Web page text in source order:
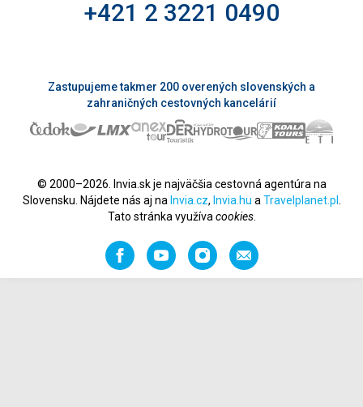
+421 2 3221 0490
Zastupujeme takmer 200 overených slovenských a
zahraničných cestovných kancelárií
© 2000–2026. Invia.sk je najväčšia cestovná agentúra na
Slovensku. Nájdete nás aj na Invia.cz, Invia.hu a Travelplanet.pl
Tato stránka využíva cookies.
FacebookYouTubeInstagramOdporučiť